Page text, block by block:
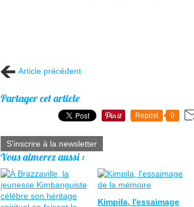
Article précédent
Partager cet article
Repost 0
S'inscrire à la newsletter
Vous aimerez aussi :
Kimpila, l'essaimage